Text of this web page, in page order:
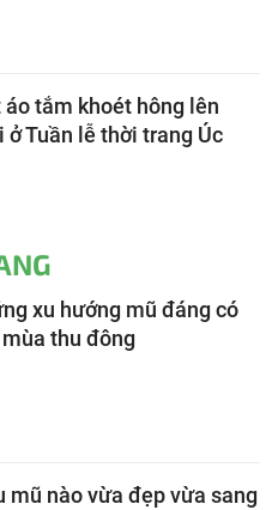
áo tắm khoét hông lên
ở Tuần lễ thời trang Úc
xu hướng mũ đáng có
thu đông
mũ nào vừa đẹp vừa sang